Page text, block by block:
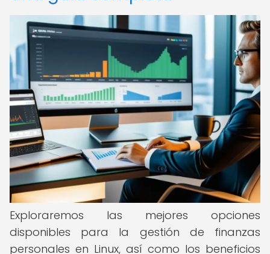
Exploraremos las mejores opciones
disponibles para la gestión de finanzas
personales en Linux, así como los beneficios